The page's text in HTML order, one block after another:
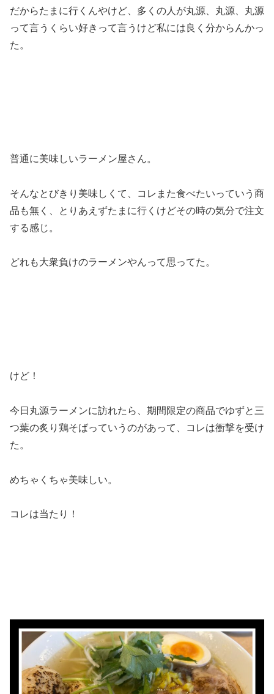
だからたまに行くんやけど、多くの人が丸源、丸源、丸源
って言うくらい好きって言うけど私には良く分からんかっ
た。
普通に美味しいラーメン屋さん。
そんなとびきり美味しくて、コレまた食べたいっていう商
品も無く、とりあえずたまに行くけどその時の気分で注文
する感じ。
どれも大衆負けのラーメンやんって思ってた。
けど！
今日丸源ラーメンに訪れたら、期間限定の商品でゆずと三
つ葉の炙り鶏そばっていうのがあって、コレは衝撃を受け
た。
めちゃくちゃ美味しい。
コレは当たり！